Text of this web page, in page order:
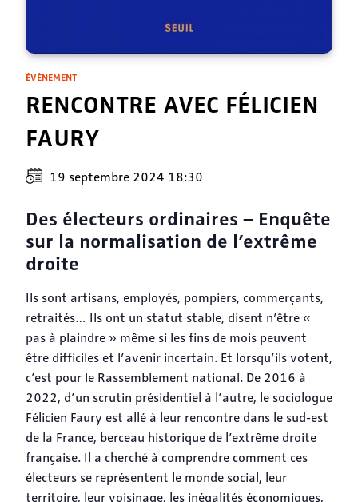
ÉVÈNEMENT
RENCONTRE AVEC FÉLICIEN
FAURY
19 septembre 2024 18:30
Des électeurs ordinaires – Enquête
sur la normalisation de l’extrême
droite
Ils sont artisans, employés, pompiers, commerçants,
retraités… Ils ont un statut stable, disent n’être «
pas à plaindre » même si les fins de mois peuvent
être difficiles et l’avenir incertain. Et lorsqu’ils votent,
c’est pour le Rassemblement national. De 2016 à
2022, d’un scrutin présidentiel à l’autre, le sociologue
Félicien Faury est allé à leur rencontre dans le sud-est
de la France, berceau historique de l’extrême droite
française. Il a cherché à comprendre comment ces
électeurs se représentent le monde social, leur
territoire, leur voisinage, les inégalités économiques,